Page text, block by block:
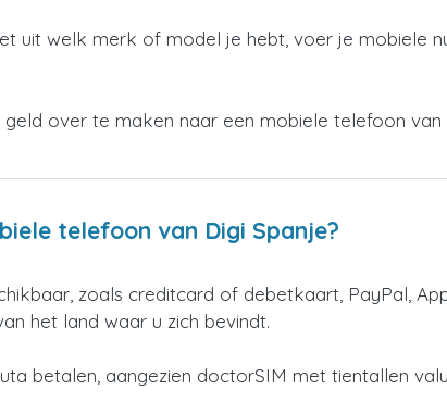
uit welk merk of model je hebt, voer je mobiele
over te maken naar een mobiele telefoon
telefoon van Digi Spanje?
zoals creditcard of debetkaart, PayPal,
het land waar u zich bevindt.
betalen, aangezien doctorSIM met tientallen